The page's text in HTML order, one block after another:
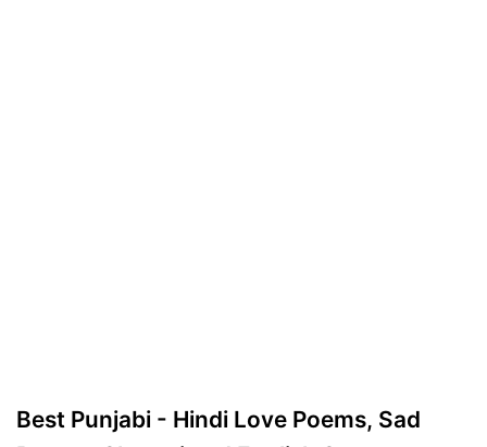
Best Punjabi - Hindi Love Poems, Sad